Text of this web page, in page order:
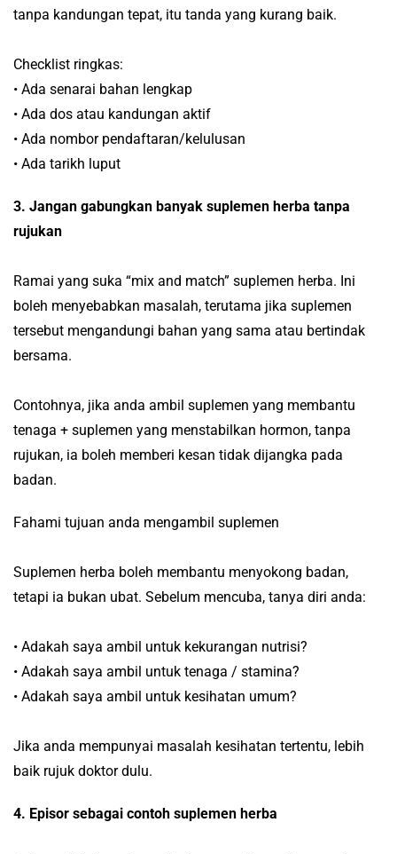
tanpa kandungan tepat, itu tanda yang kurang baik.
Checklist ringkas:
• Ada senarai bahan lengkap
• Ada dos atau kandungan aktif
• Ada nombor pendaftaran/kelulusan
• Ada tarikh luput
3. Jangan gabungkan banyak suplemen herba tanpa
rujukan
Ramai yang suka “mix and match” suplemen herba. Ini
boleh menyebabkan masalah, terutama jika suplemen
tersebut mengandungi bahan yang sama atau bertindak
bersama.
Contohnya, jika anda ambil suplemen yang membantu
tenaga + suplemen yang menstabilkan hormon, tanpa
rujukan, ia boleh memberi kesan tidak dijangka pada
badan.
Fahami tujuan anda mengambil suplemen
Suplemen herba boleh membantu menyokong badan,
tetapi ia bukan ubat. Sebelum mencuba, tanya diri anda:
• Adakah saya ambil untuk kekurangan nutrisi?
• Adakah saya ambil untuk tenaga / stamina?
• Adakah saya ambil untuk kesihatan umum?
Jika anda mempunyai masalah kesihatan tertentu, lebih
baik rujuk doktor dulu.
4. Episor sebagai contoh suplemen herba